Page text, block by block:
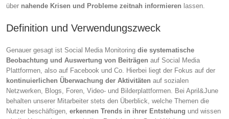
über nahende Krisen und Probleme zeitnah informieren lassen.
Definition und Verwendungszweck
Genauer gesagt ist Social Media Monitoring die systematische
Beobachtung und Auswertung von Beiträgen auf Social Media
Plattformen, also auf Facebook und Co. Hierbei liegt der Fokus auf der
kontinuierlichen Überwachung der Aktivitäten auf sozialen
Netzwerken, Blogs, Foren, Video- und Bilderplattformen. Bei April&June
behalten unserer Mitarbeiter stets den Überblick, welche Themen die
Nutzer beschäftigen, erkennen Trends in ihrer Entstehung und wissen